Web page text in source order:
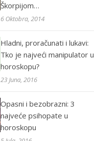
Škorpijom…
6 Oktobra, 2014
Hladni, proračunati i lukavi:
Tko je najveći manipulator u
horoskopu?
23 Juna, 2016
Opasni i bezobrazni: 3
najveće psihopate u
horoskopu